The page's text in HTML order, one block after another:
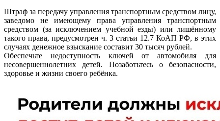
Штраф за передачу управления транспортным средством лицу,
заведомо не имеющему права управления транспортным
средством (за исключением учебной езды) или лишённому
такого права, предусмотрен ч. 3 статьи 12.7 КоАП РФ, в этих
случаях денежное взыскание составит 30 тысяч рублей.
Обеспечьте недоступность ключей от автомобиля для
несовершеннолетних детей. Позаботьтесь о безопасности,
здоровье и жизни своего ребёнка.